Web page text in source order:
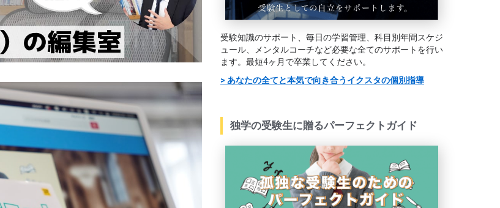
受験知識のサポート、毎日の学習管理、科目別年間スケジ
ュール、メンタルコーチなど必要な全てのサポートを行い
ます。最短4ヶ月で卒業してください。
> あなたの全てと本気で向き合うイクスタの個別指導
独学の受験生に贈るパーフェクトガイド